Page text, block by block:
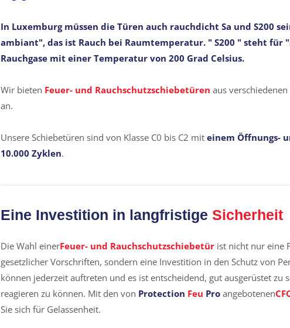
In Luxemburg müssen die Türen auch rauchdicht Sa und S200
ambiant", das ist Rauch bei Raumtemperatur. " S200 " steht für
Rauchgase mit einer Temperatur von 200 Grad Celsius.
Wir bieten Feuer- und Rauchschutzschiebetüren aus
an.
Unsere Schiebetüren sind von Klasse C0 bis C2 mit einem Öffnungs-
10.000 Zyklen.
Eine Investition in langfristige Sicherheit
Die Wahl einerFeuer- und Rauchschutzschiebetürist nicht nur eine
gesetzlicher Vorschriften, sondern eine Investition in den Schutz von
können jederzeit auftreten und es ist entscheidend, gut ausgerüstet zu
reagieren zu können. Mit den von Protection Feu Proangebotenen
Sie sich für Gelassenheit.